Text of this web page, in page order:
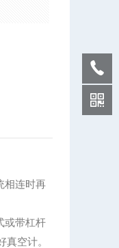
相连时再
或带杠杆
空计。